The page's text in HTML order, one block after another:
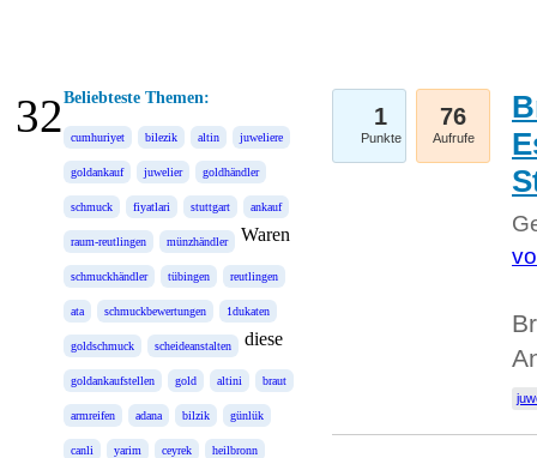
Beliebteste Themen:
cumhuriyet bilezik altin juweliere
goldankauf juwelier goldhändler
schmuck fiyatlari stuttgart ankauf
raum-reutlingen münzhändler
schmuckhändler tübingen reutlingen
ata schmuckbewertungen 1dukaten
goldschmuck scheideanstalten
goldankaufstellen gold altini braut
armreifen adana bilzik günlük
canli yarim ceyrek heilbronn
Waren
diese
1
Punkte
76
Aufrufe
32